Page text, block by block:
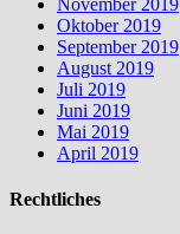
November 2019
Oktober 2019
September 2019
August 2019
Juli 2019
Juni 2019
Mai 2019
April 2019
Rechtliches